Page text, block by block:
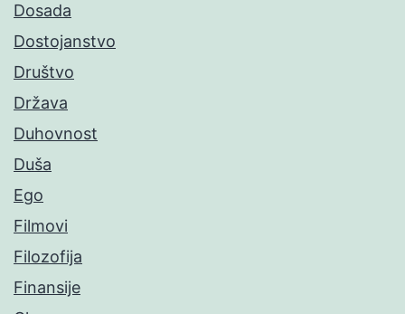
Dosada
Dostojanstvo
Društvo
Država
Duhovnost
Duša
Ego
Filmovi
Filozofija
Finansije